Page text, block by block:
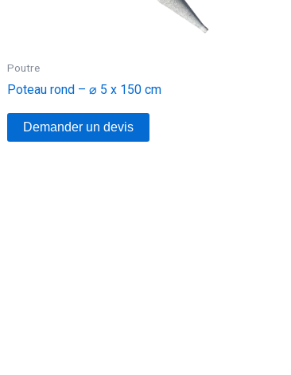
Poutre
Poteau rond – ⌀ 5 x 150 cm
Demander un devis